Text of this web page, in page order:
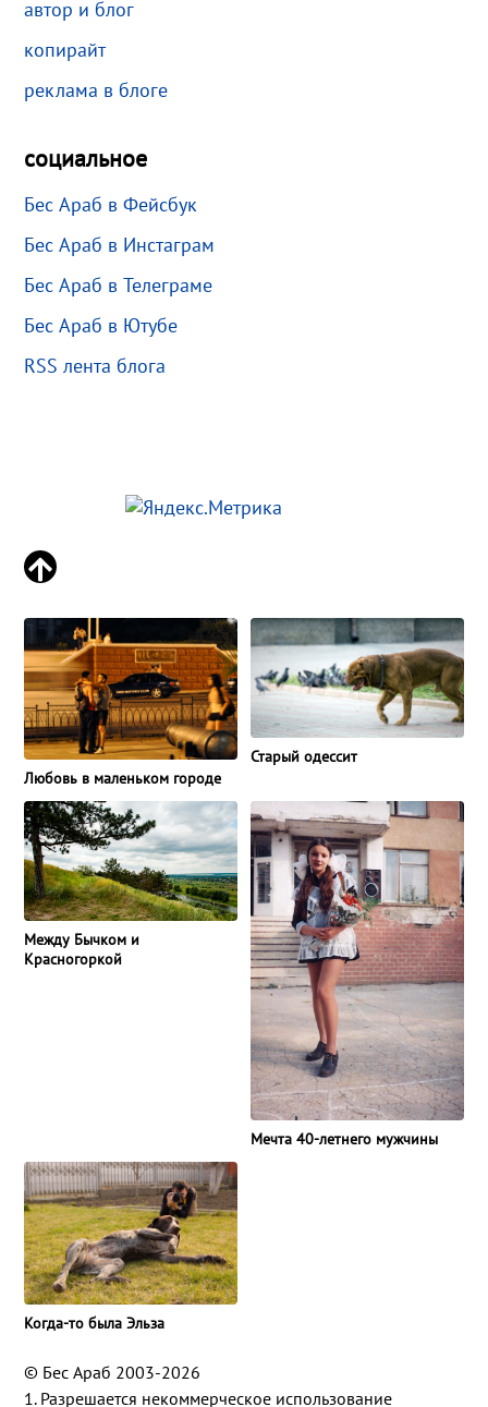
автор и блог
копирайт
реклама в блоге
социальное
Бес Араб в Фейсбук
Бес Араб в Инстаграм
Бес Араб в Телеграме
Бес Араб в Ютубе
RSS лента блога
Любовь в маленьком городе
Старый одессит
Между Бычком и
Красногоркой
Мечта 40-летнего мужчины
Когда-то была Эльза
© Бес Араб 2003-2026
1. Разрешается некоммерческое использование